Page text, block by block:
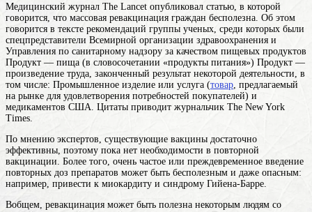
Медицинский журнал The Lancet опубликовал статью, в которой
говорится, что массовая ревакцинация граждан бесполезна. Об этом
говорится в тексте рекомендаций группы ученых, среди которых были
спецпредставители Всемирной организации здравоохранения и
Управления по санитарному надзору за качеством пищевых продуктов
Продукт — пища (в словосочетании «продукты питания») Продукт —
произведение труда, законченный результат некоторой деятельности, в
том числе: Промышленное изделие или услуга (товар , предлагаемый
на рынке для удовлетворения потребностей покупателей) и
медикаментов США. Цитаты приводит журнальчик The New York
Times.
По мнению экспертов, существующие вакцины достаточно
эффективны, поэтому пока нет необходимости в повторной
вакцинации. Более того, очень частое или преждевременное введение
повторных доз препаратов может быть бесполезным и даже опасным:
например, привести к миокардиту и синдрому Гийена-Барре.
Вобщем, ревакцинация может быть полезна некоторым людям со